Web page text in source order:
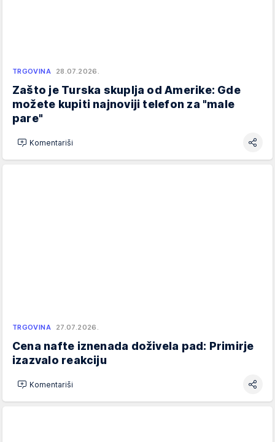
TRGOVINA 28.07.2026.
Zašto je Turska skuplja od Amerike: Gde
možete kupiti najnoviji telefon za "male
pare"
Komentariši
TRGOVINA 27.07.2026.
Cena nafte iznenada doživela pad: Primirje
izazvalo reakciju
Komentariši